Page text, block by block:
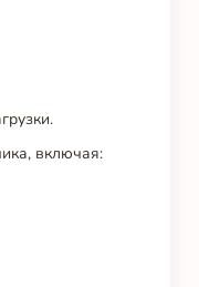
включая: